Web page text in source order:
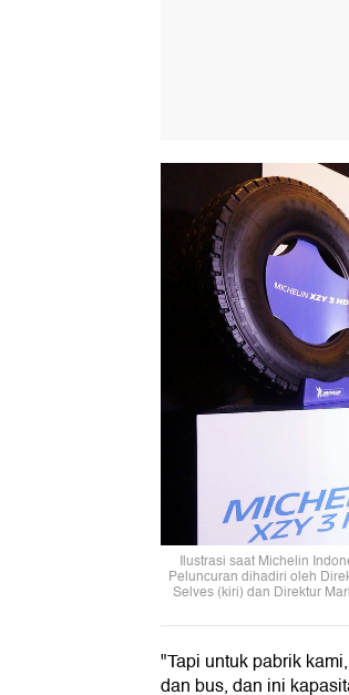
Ilustrasi saat Michelin
Peluncuran dihadiri oleh
Selves (kiri) dan Direktur
"Tapi untuk pabrik
dan bus, dan ini